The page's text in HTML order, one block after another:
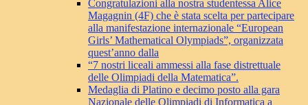
Congratulazioni alla nostra studentessa Alice
Magagnin (4F) che è stata scelta per partecipare
alla manifestazione internazionale “European
Girls’ Mathematical Olympiads”, organizzata
quest’anno dalla
“7 nostri liceali ammessi alla fase distrettuale
delle Olimpiadi della Matematica”.
Medaglia di Platino e decimo posto alla gara
Nazionale delle Olimpiadi di Informatica a